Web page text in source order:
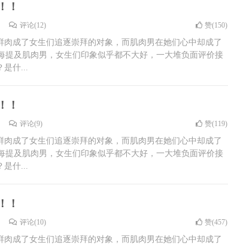
！
评论(12) 赞(150)
成了女生们追逐崇拜的对象，而肌肉男在她们心中却成了
提及肌肉男，女生们印象似乎都不大好，一大堆负面评价接
是什...
！
评论(9) 赞(119)
成了女生们追逐崇拜的对象，而肌肉男在她们心中却成了
提及肌肉男，女生们印象似乎都不大好，一大堆负面评价接
是什...
！
评论(10) 赞(457)
成了女生们追逐崇拜的对象，而肌肉男在她们心中却成了